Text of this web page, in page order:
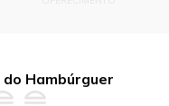
Hambúrguer